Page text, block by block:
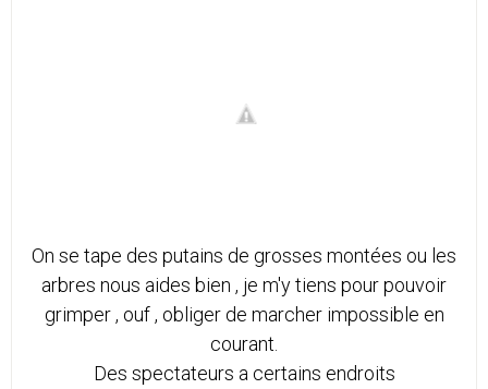
On se tape des putains de grosses montées ou les
arbres nous aides bien , je m'y tiens pour pouvoir
grimper , ouf , obliger de marcher impossible en
courant.
Des spectateurs a certains endroits